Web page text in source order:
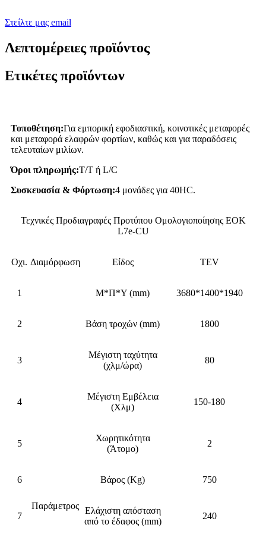
Στείλτε μας email
Λεπτομέρειες προϊόντος
Ετικέτες προϊόντων
Τοποθέτηση:Για εμπορική εφοδιαστική, κοινοτικές μεταφορές
και μεταφορά ελαφρών φορτίων, καθώς και για παραδόσεις
τελευταίων μιλίων.
Όροι πληρωμής:T/T ή L/C
Συσκευασία & Φόρτωση:4 μονάδες για 40HC.
Τεχνικές Προδιαγραφές Προτύπου Ομολογιοποίησης ΕΟΚ
L7e-CU
Οχι. Διαμόρφωση Είδος TEV
1
Παράμετρος
Μ*Π*Υ (mm) 3680*1400*1940
2 Βάση τροχών (mm) 1800
3
Μέγιστη ταχύτητα
(χλμ/ώρα)
80
4
Μέγιστη Εμβέλεια
(Χλμ)
150-180
5
Χωρητικότητα
(Άτομο)
2
6 Βάρος (Kg) 750
7
Ελάχιστη απόσταση
από το έδαφος (mm)
240